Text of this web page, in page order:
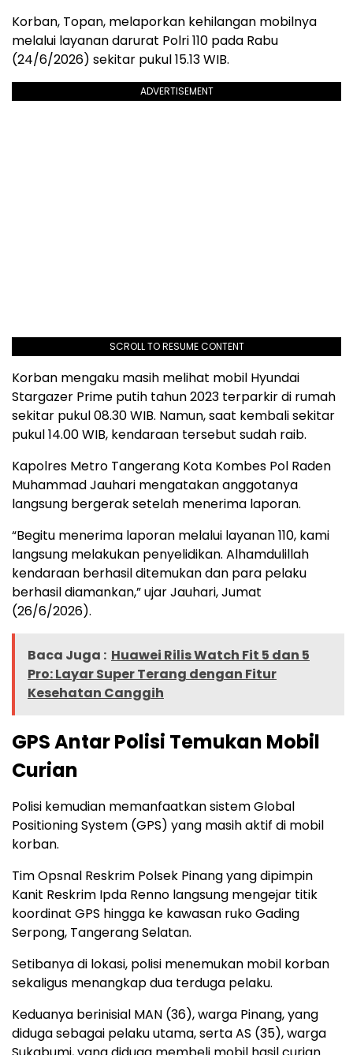
Korban, Topan, melaporkan kehilangan mobilnya
melalui layanan darurat Polri 110 pada Rabu
(24/6/2026) sekitar pukul 15.13 WIB.
ADVERTISEMENT
SCROLL TO RESUME CONTENT
Korban mengaku masih melihat mobil Hyundai
Stargazer Prime putih tahun 2023 terparkir di rumah
sekitar pukul 08.30 WIB. Namun, saat kembali sekitar
pukul 14.00 WIB, kendaraan tersebut sudah raib.
Kapolres Metro Tangerang Kota Kombes Pol Raden
Muhammad Jauhari mengatakan anggotanya
langsung bergerak setelah menerima laporan.
“Begitu menerima laporan melalui layanan 110, kami
langsung melakukan penyelidikan. Alhamdulillah
kendaraan berhasil ditemukan dan para pelaku
berhasil diamankan,” ujar Jauhari, Jumat
(26/6/2026).
Baca Juga : Huawei Rilis Watch Fit 5 dan 5
Pro: Layar Super Terang dengan Fitur
Kesehatan Canggih
GPS Antar Polisi Temukan Mobil
Curian
Polisi kemudian memanfaatkan sistem Global
Positioning System (GPS) yang masih aktif di mobil
korban.
Tim Opsnal Reskrim Polsek Pinang yang dipimpin
Kanit Reskrim Ipda Renno langsung mengejar titik
koordinat GPS hingga ke kawasan ruko Gading
Serpong, Tangerang Selatan.
Setibanya di lokasi, polisi menemukan mobil korban
sekaligus menangkap dua terduga pelaku.
Keduanya berinisial MAN (36), warga Pinang, yang
diduga sebagai pelaku utama, serta AS (35), warga